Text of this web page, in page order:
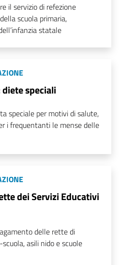
il servizio di refezione
scuola primaria,
statale
speciali
speciale per motivi di salute,
i frequentanti le mense delle
dei Servizi Educativi
delle rette di
asili nido e scuole